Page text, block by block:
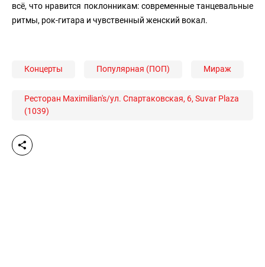
всё, что нравится поклонникам: современные танцевальные
ритмы, рок-гитара и чувственный женский вокал.
Концерты Популярная (ПОП) Мираж
Ресторан Maximilian's/ул. Спартаковская, 6, Suvar Plaza
(1039)